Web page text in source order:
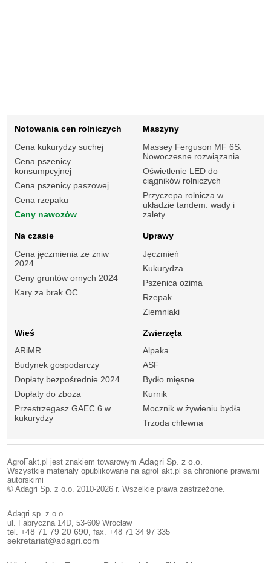
Notowania cen rolniczych
Cena kukurydzy suchej
Cena pszenicy
konsumpcyjnej
Cena pszenicy paszowej
Cena rzepaku
Ceny nawozów
Maszyny
Massey Ferguson MF 6S.
Nowoczesne rozwiązania
Oświetlenie LED do
ciągników rolniczych
Przyczepa rolnicza w
układzie tandem: wady i
zalety
Na czasie
Cena jęczmienia ze żniw
2024
Ceny gruntów ornych 2024
Kary za brak OC
Uprawy
Jęczmień
Kukurydza
Pszenica ozima
Rzepak
Ziemniaki
Wieś
ARiMR
Budynek gospodarczy
Dopłaty bezpośrednie 2024
Dopłaty do zboża
Przestrzegasz GAEC 6 w
kukurydzy
Zwierzęta
Alpaka
ASF
Bydło mięsne
Kurnik
Mocznik w żywieniu bydła
Trzoda chlewna
AgroFakt.pl jest znakiem towarowym Adagri Sp. z o.o.
Wszystkie materiały opublikowane na agroFakt.pl są chronione prawami
autorskimi
© Adagri Sp. z o.o. 2010-2026 r. Wszelkie prawa zastrzeżone.
Adagri sp. z o.o.
ul. Fabryczna 14D, 53-609 Wrocław
tel. +48 71 79 20 690 , fax. +48 71 34 97 335
sekretariat@adagri.com